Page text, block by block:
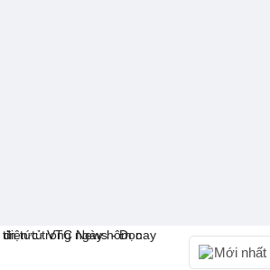
Mới nhất